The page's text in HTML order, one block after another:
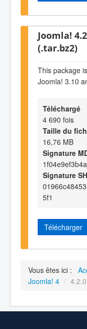
Joomla!
(.tar.bz2)
This package
Joomla! 3.10
Téléchargé
4 690 fois
Taille du
16,76 MB
Signature
Signature
5f1
Télécharger
Vous êtes ici :
Joomla! 4 / 4.2.0